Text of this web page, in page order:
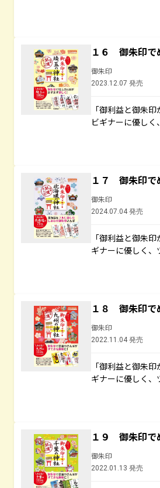
１６ 御朱印で
御朱印
2023.12.07 発売
「御利益と御朱
ビギナーに優しく
１７ 御朱印で
御朱印
2024.07.04 発売
「御利益と御朱
ギナーに優しく、
１８ 御朱印で
御朱印
2022.11.04 発売
「御利益と御朱
ギナーに優しく、
１９ 御朱印で
御朱印
2022.01.13 発売